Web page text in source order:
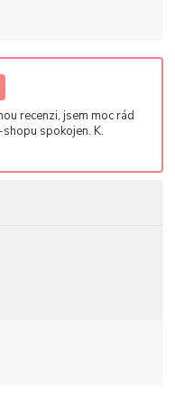
recenzi, jsem moc rád
spokojen. K.